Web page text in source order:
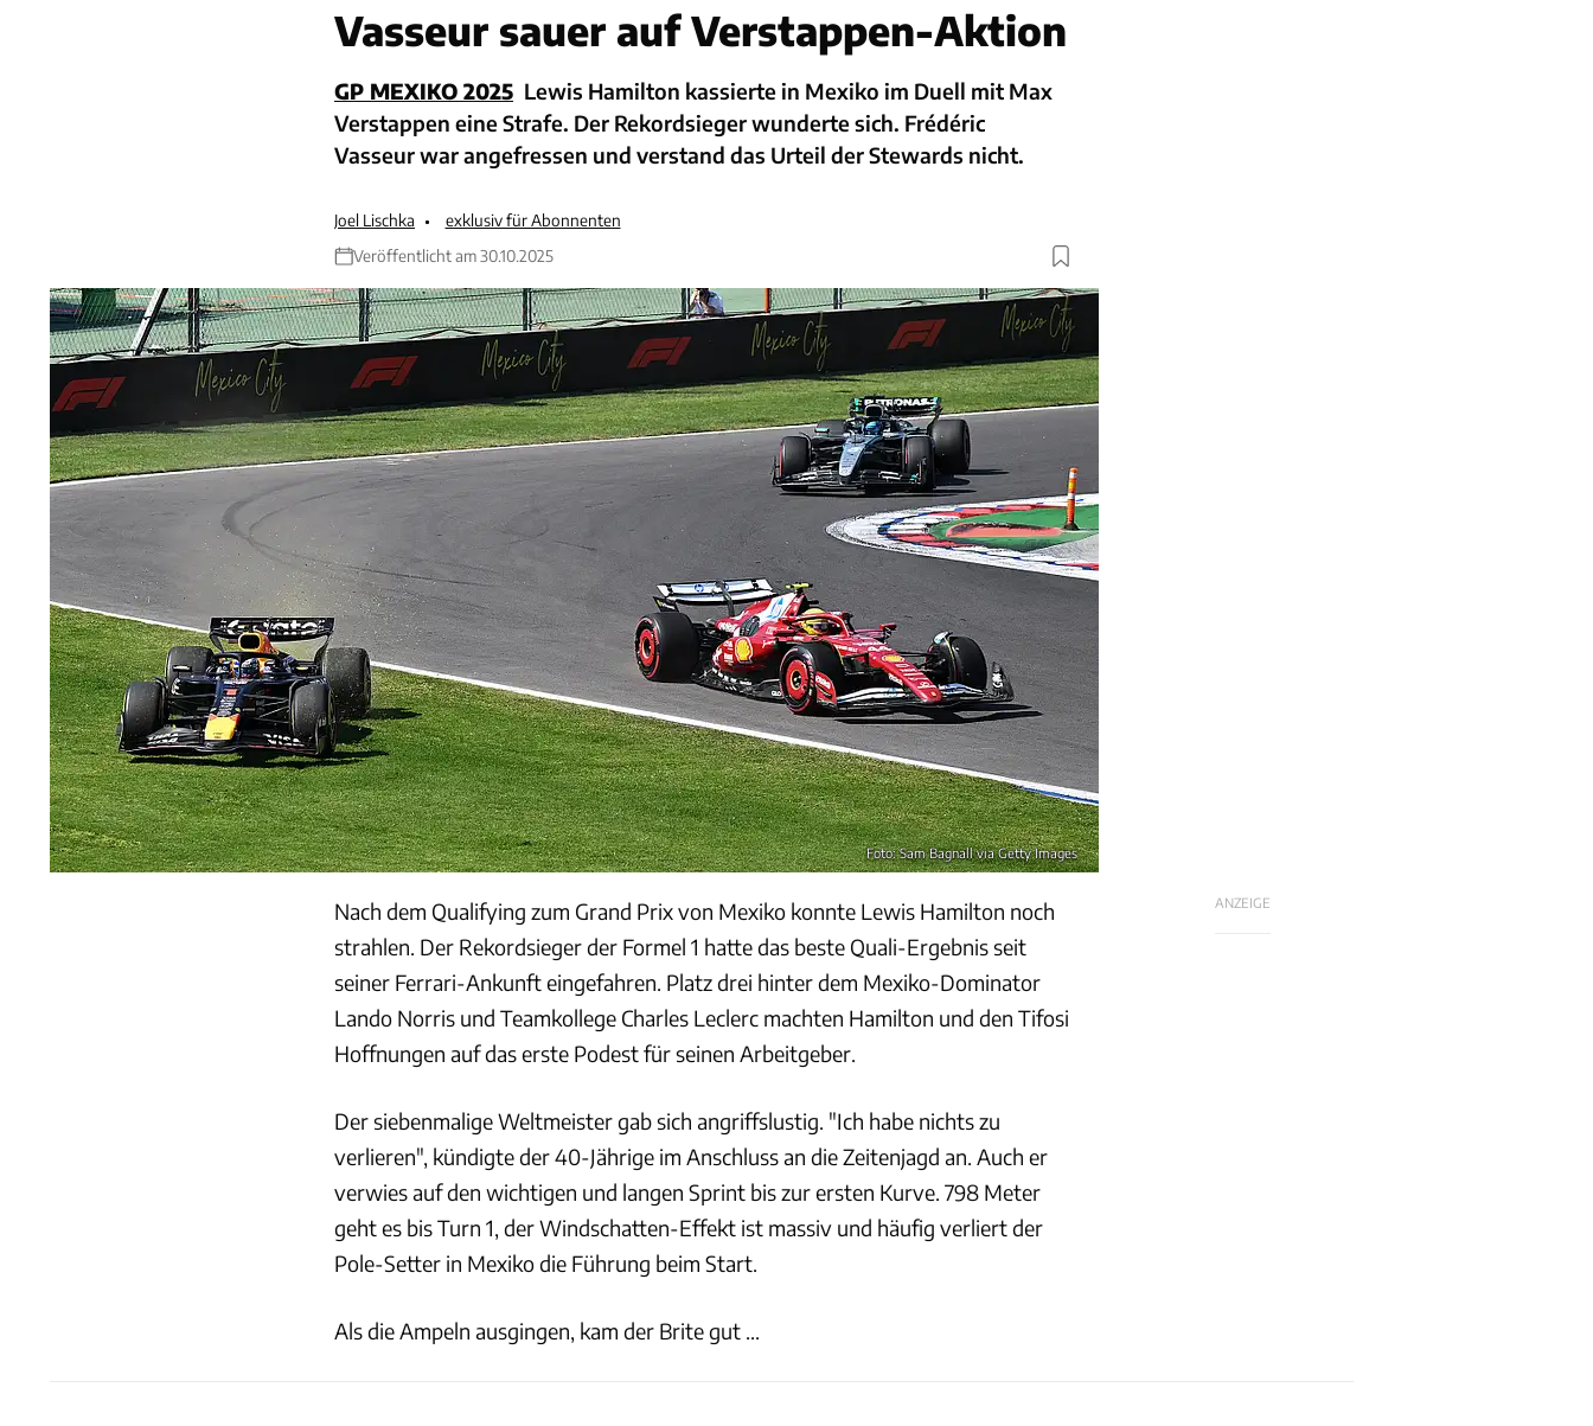
Vasseur sauer auf Verstappen-Aktion
GP MEXIKO 2025 Lewis Hamilton kassierte in Mexiko im Duell mit Max
Verstappen eine Strafe. Der Rekordsieger wunderte sich. Frédéric
Vasseur war angefressen und verstand das Urteil der Stewards nicht.
Joel Lischka
exklusiv für Abonnenten
Veröffentlicht am 30.10.2025
Foto: Sam Bagnall via Getty Images
ANZEIGE
Nach dem Qualifying zum Grand Prix von Mexiko konnte Lewis Hamilton noch
strahlen. Der Rekordsieger der Formel 1 hatte das beste Quali-Ergebnis seit
seiner Ferrari-Ankunft eingefahren. Platz drei hinter dem Mexiko-Dominator
Lando Norris und Teamkollege Charles Leclerc machten Hamilton und den Tifosi
Hoffnungen auf das erste Podest für seinen Arbeitgeber.
Der siebenmalige Weltmeister gab sich angriffslustig. "Ich habe nichts zu
verlieren", kündigte der 40-Jährige im Anschluss an die Zeitenjagd an. Auch er
verwies auf den wichtigen und langen Sprint bis zur ersten Kurve. 798 Meter
geht es bis Turn 1, der Windschatten-Effekt ist massiv und häufig verliert der
Pole-Setter in Mexiko die Führung beim Start.
Als die Ampeln ausgingen, kam der Brite gut ...